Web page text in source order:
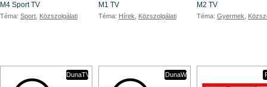
M4 Sport TV
Téma: Sport Közszolgálati
M1 TV
Téma: Hírek Közszolgálati
M2 TV
Téma: Gyermek
DunaTV DunaW